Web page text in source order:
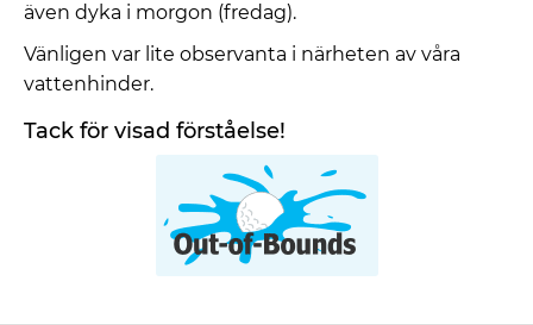
även dyka i morgon (fredag).
Vänligen var lite observanta i närheten av våra
vattenhinder.
Tack för visad förståelse!